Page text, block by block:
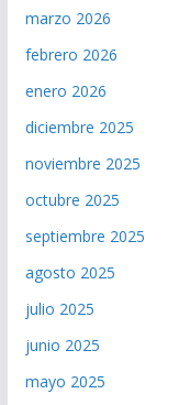
marzo 2026
febrero 2026
enero 2026
diciembre 2025
noviembre 2025
octubre 2025
septiembre 2025
agosto 2025
julio 2025
junio 2025
mayo 2025